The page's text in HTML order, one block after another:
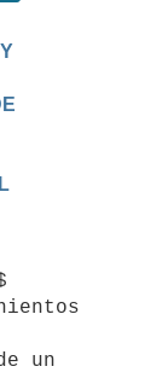
un